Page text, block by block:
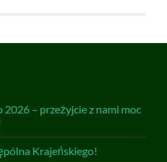
– przeżyjcie z nami moc
Krajeńskiego!